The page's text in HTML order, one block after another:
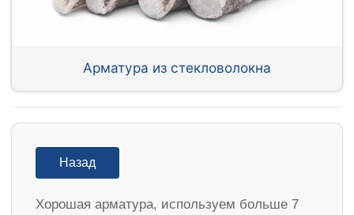
Арматура из стекловолокна
Назад
Хорошая арматура, используем больше 7